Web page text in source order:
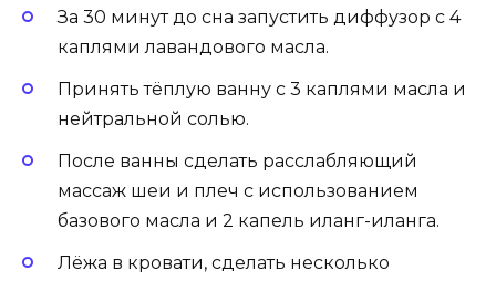
За 30 минут до сна запустить диффузор с 4
каплями лавандового масла.
Принять тёплую ванну с 3 каплями масла и
нейтральной солью.
После ванны сделать расслабляющий
массаж шеи и плеч с использованием
базового масла и 2 капель иланг-иланга.
Лёжа в кровати, сделать несколько